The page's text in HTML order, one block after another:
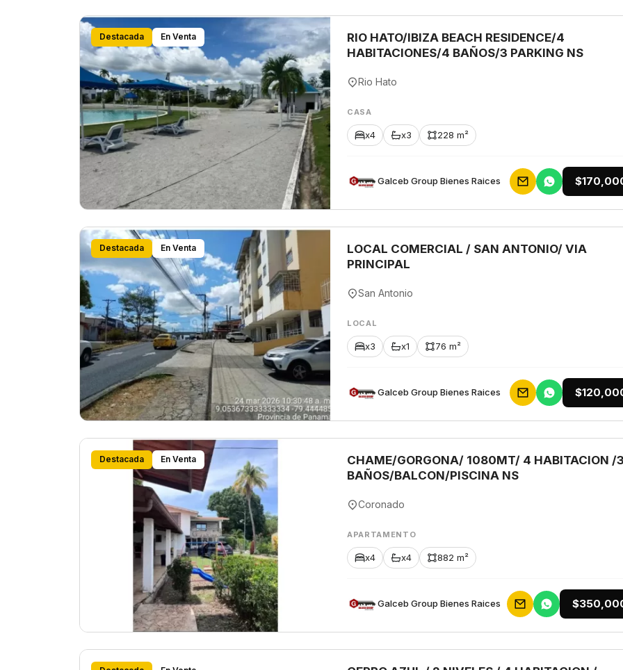
Destacada En Venta
RIO HATO/IBIZA BEACH RESIDENCE/4
HABITACIONES/4 BAÑOS/3 PARKING NS
Rio Hato
CASA
x4 x3 228 m²
Galceb Group Bienes Raices
Destacada En Venta
LOCAL COMERCIAL / SAN ANTONIO/ VIA
PRINCIPAL
San Antonio
LOCAL
x3 x1 76 m²
Galceb Group Bienes Raices
Destacada En Venta
CHAME/GORGONA/ 1080MT/ 4 HABITACION /
BAÑOS/BALCON/PISCINA NS
Coronado
APARTAMENTO
x4 x4 882 m²
Galceb Group Bienes Raices